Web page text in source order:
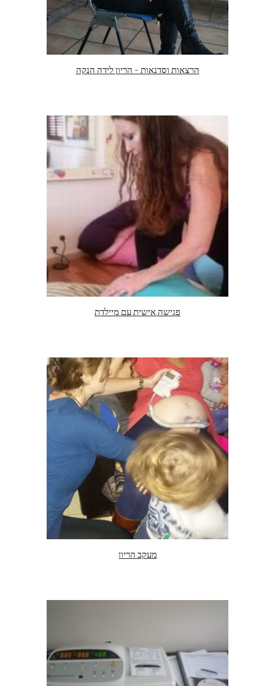
הרצאות וסדנאות - הריון לידה הנקה
פגישה אישית עם מיילדת
מעקב הריון